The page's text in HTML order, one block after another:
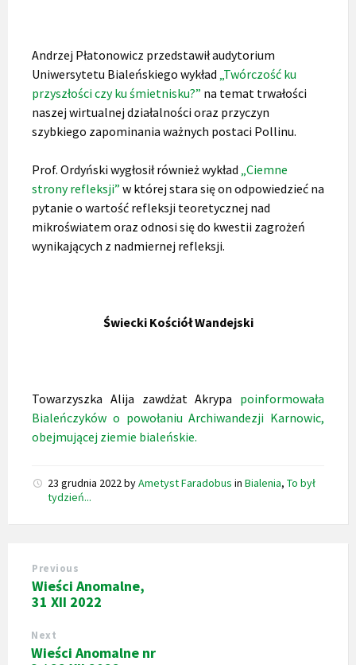
Andrzej Płatonowicz przedstawił audytorium
Uniwersytetu Bialeńskiego wykład „Twórczość ku
przyszłości czy ku śmietnisku?” na temat trwałości
naszej wirtualnej działalności oraz przyczyn
szybkiego zapominania ważnych postaci Pollinu.
Prof. Ordyński wygłosił również wykład „Ciemne
strony refleksji” w której stara się on odpowiedzieć na
pytanie o wartość refleksji teoretycznej nad
mikroświatem oraz odnosi się do kwestii zagrożeń
wynikających z nadmiernej refleksji.
Świecki Kościół Wandejski
Towarzyszka Alija zawdżat Akrypa poinformowała
Bialeńczyków o powołaniu Archiwandezji Karnowic,
obejmującej ziemie bialeńskie.
23 grudnia 2022byAmetyst Faradobus in Bialenia, To był
tydzień...
Previous
Wieści Anomalne,
31 XII 2022
Next
Wieści Anomalne nr